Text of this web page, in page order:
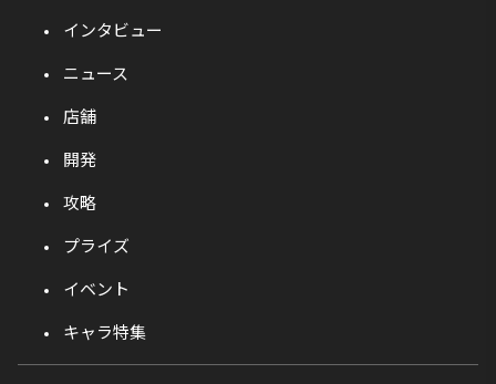
インタビュー
ニュース
店舗
開発
攻略
プライズ
イベント
キャラ特集